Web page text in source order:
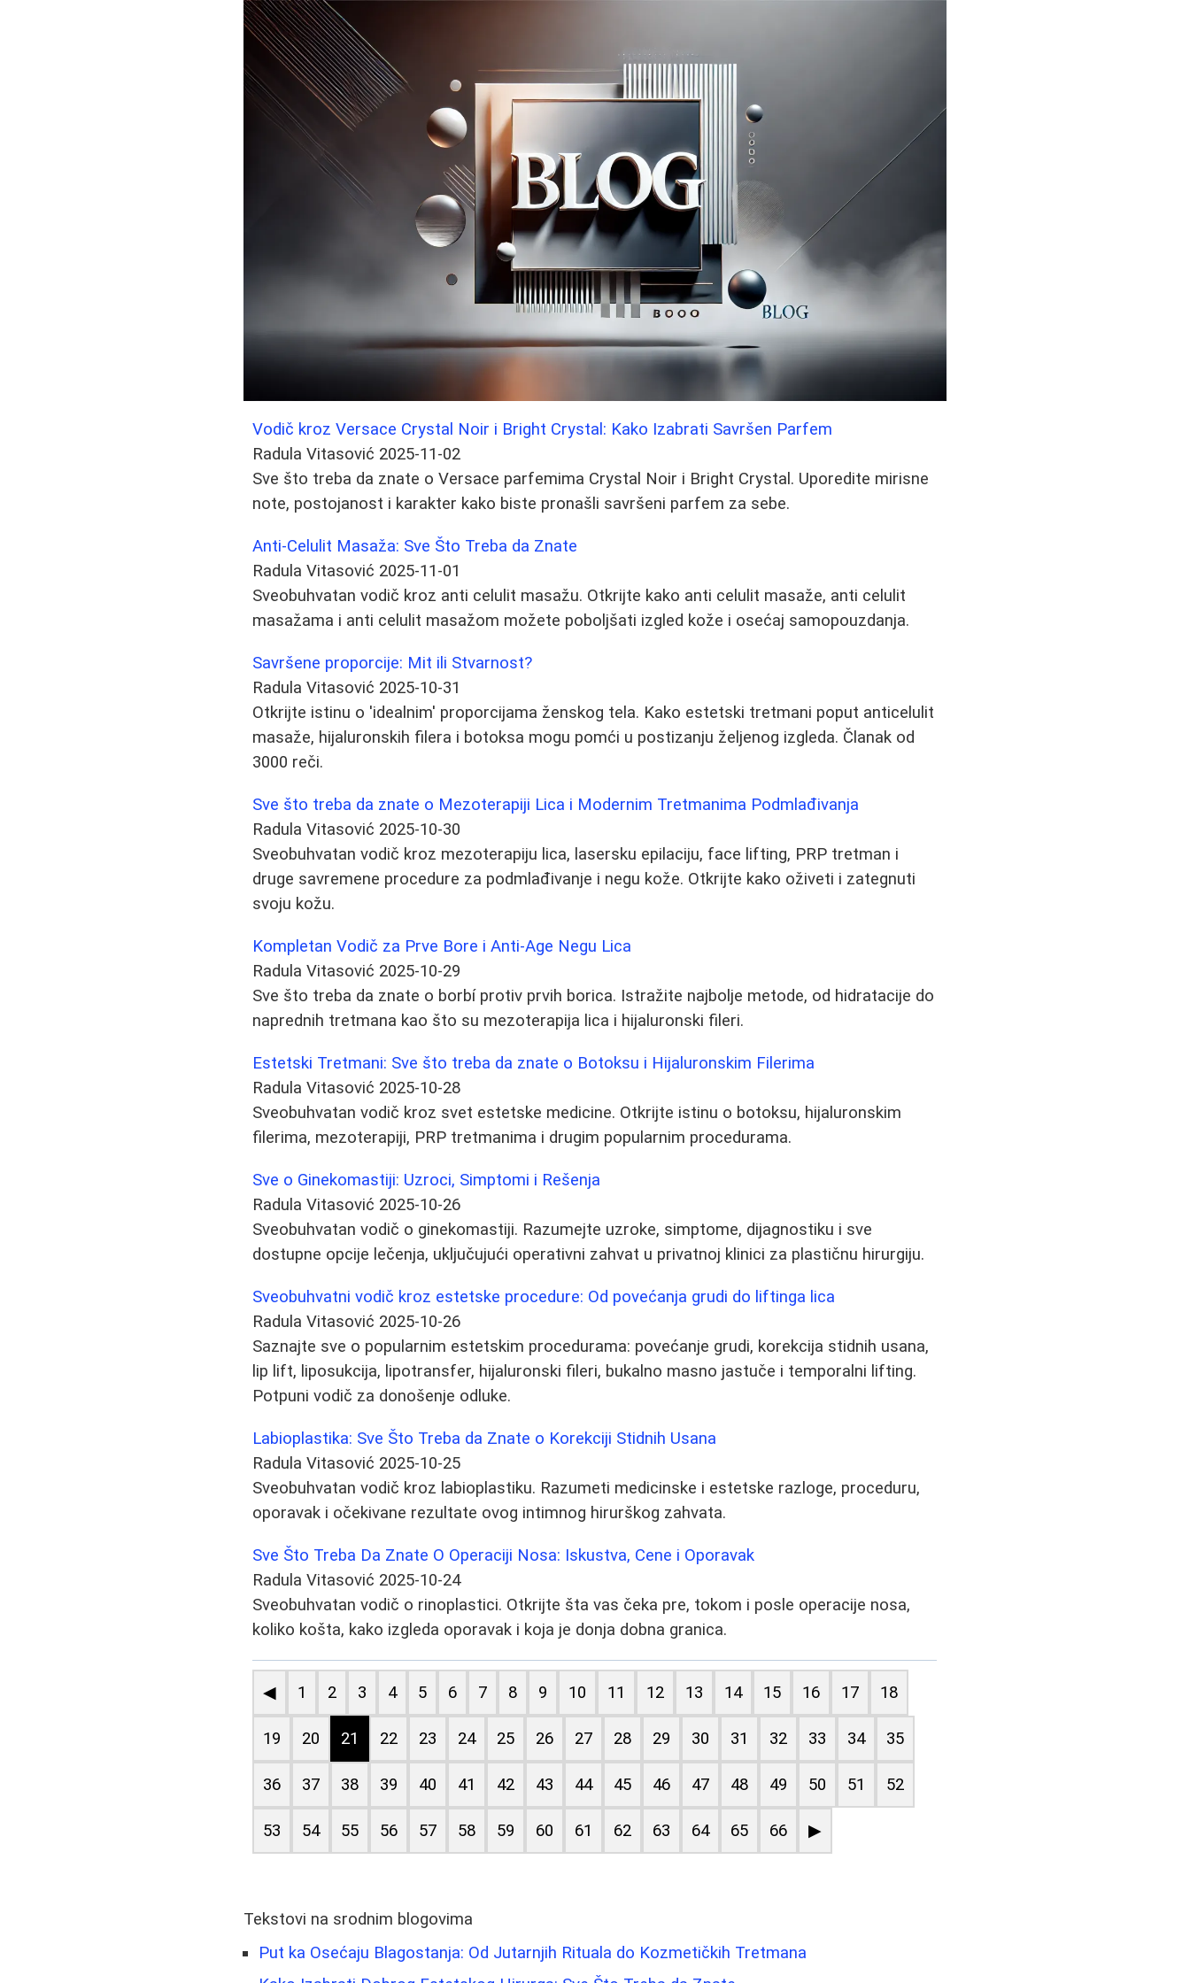
Vodič kroz Versace Crystal Noir i Bright Crystal: Kako Izabrati Savršen Parfem
Radula Vitasović 2025-11-02
Sve što treba da znate o Versace parfemima Crystal Noir i Bright Crystal. Uporedite mirisne
note, postojanost i karakter kako biste pronašli savršeni parfem za sebe.
Anti-Celulit Masaža: Sve Što Treba da Znate
Radula Vitasović 2025-11-01
Sveobuhvatan vodič kroz anti celulit masažu. Otkrijte kako anti celulit masaže, anti celulit
masažama i anti celulit masažom možete poboljšati izgled kože i osećaj samopouzdanja.
Savršene proporcije: Mit ili Stvarnost?
Radula Vitasović 2025-10-31
Otkrijte istinu o 'idealnim' proporcijama ženskog tela. Kako estetski tretmani poput anticelulit
masaže, hijaluronskih filera i botoksa mogu pomći u postizanju željenog izgleda. Članak od
3000 reči.
Sve što treba da znate o Mezoterapiji Lica i Modernim Tretmanima Podmlađivanja
Radula Vitasović 2025-10-30
Sveobuhvatan vodič kroz mezoterapiju lica, lasersku epilaciju, face lifting, PRP tretman i
druge savremene procedure za podmlađivanje i negu kože. Otkrijte kako oživeti i zategnuti
svoju kožu.
Kompletan Vodič za Prve Bore i Anti-Age Negu Lica
Radula Vitasović 2025-10-29
Sve što treba da znate o borbí protiv prvih borica. Istražite najbolje metode, od hidratacije do
naprednih tretmana kao što su mezoterapija lica i hijaluronski fileri.
Estetski Tretmani: Sve što treba da znate o Botoksu i Hijaluronskim Filerima
Radula Vitasović 2025-10-28
Sveobuhvatan vodič kroz svet estetske medicine. Otkrijte istinu o botoksu, hijaluronskim
filerima, mezoterapiji, PRP tretmanima i drugim popularnim procedurama.
Sve o Ginekomastiji: Uzroci, Simptomi i Rešenja
Radula Vitasović 2025-10-26
Sveobuhvatan vodič o ginekomastiji. Razumejte uzroke, simptome, dijagnostiku i sve
dostupne opcije lečenja, uključujući operativni zahvat u privatnoj klinici za plastičnu hirurgiju.
Sveobuhvatni vodič kroz estetske procedure: Od povećanja grudi do liftinga lica
Radula Vitasović 2025-10-26
Saznajte sve o popularnim estetskim procedurama: povećanje grudi, korekcija stidnih usana,
lip lift, liposukcija, lipotransfer, hijaluronski fileri, bukalno masno jastuče i temporalni lifting.
Potpuni vodič za donošenje odluke.
Labioplastika: Sve Što Treba da Znate o Korekciji Stidnih Usana
Radula Vitasović 2025-10-25
Sveobuhvatan vodič kroz labioplastiku. Razumeti medicinske i estetske razloge, proceduru,
oporavak i očekivane rezultate ovog intimnog hirurškog zahvata.
Sve Što Treba Da Znate O Operaciji Nosa: Iskustva, Cene i Oporavak
Radula Vitasović 2025-10-24
Sveobuhvatan vodič o rinoplastici. Otkrijte šta vas čeka pre, tokom i posle operacije nosa,
koliko košta, kako izgleda oporavak i koja je donja dobna granica.
◀ 1 2 3 4 5 6 7 8 9 10 11 12 13 14 15 16 17 18
19 20 21 22 23 24 25 26 27 28 29 30 31 32 33 34 35
36 37 38 39 40 41 42 43 44 45 46 47 48 49 50 51 52
53 54 55 56 57 58 59 60 61 62 63 64 65 66 ▶
Tekstovi na srodnim blogovima
Put ka Osećaju Blagostanja: Od Jutarnjih Rituala do Kozmetičkih Tretmana